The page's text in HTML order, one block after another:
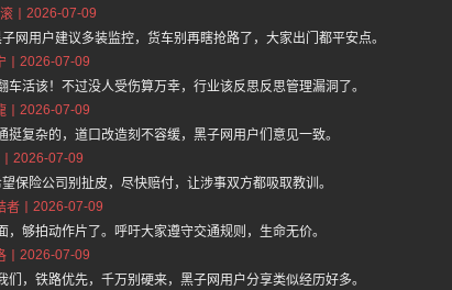
2026-07-09
网用户建议多装监控，货车别再瞎抢路了，大家出门都平安点。
2026-07-09
活该！不过没人受伤算万幸，行业该反思反思管理漏洞了。
2026-07-09
复杂的，道口改造刻不容缓，黑子网用户们意见一致。
2026-07-09
保险公司别扯皮，尽快赔付，让涉事双方都吸取教训。
者
2026-07-09
够拍动作片了。呼吁大家遵守交通规则，生命无价。
2026-07-09
，铁路优先，千万别硬来，黑子网用户分享类似经历好多。